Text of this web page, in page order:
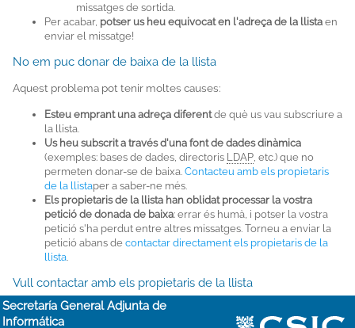
missatges de sortida.
Per acabar, potser us heu equivocat en l'adreça de la llista en
enviar el missatge!
No em puc donar de baixa de la llista
Aquest problema pot tenir moltes causes:
Esteu emprant una adreça diferentde què us vau subscriure a
la llista.
Us heu subscrit a través d'una font de dades dinàmica
(exemples: bases de dades, directoris
LDAP , etc.) que no
permeten donar-se de baixa. Contacteu amb els propietaris
de la llistaper a saber-ne més.
Els propietaris de la llista han oblidat processar la vostra
petició de donada de baixa: errar és humà, i potser la vostra
petició s'ha perdut entre altres missatges. Torneu a enviar la
petició abans de contactar directament els propietaris de la
llista
Vull contactar amb els propietaris de la llista
Secretaría General Adjunta de
Informática